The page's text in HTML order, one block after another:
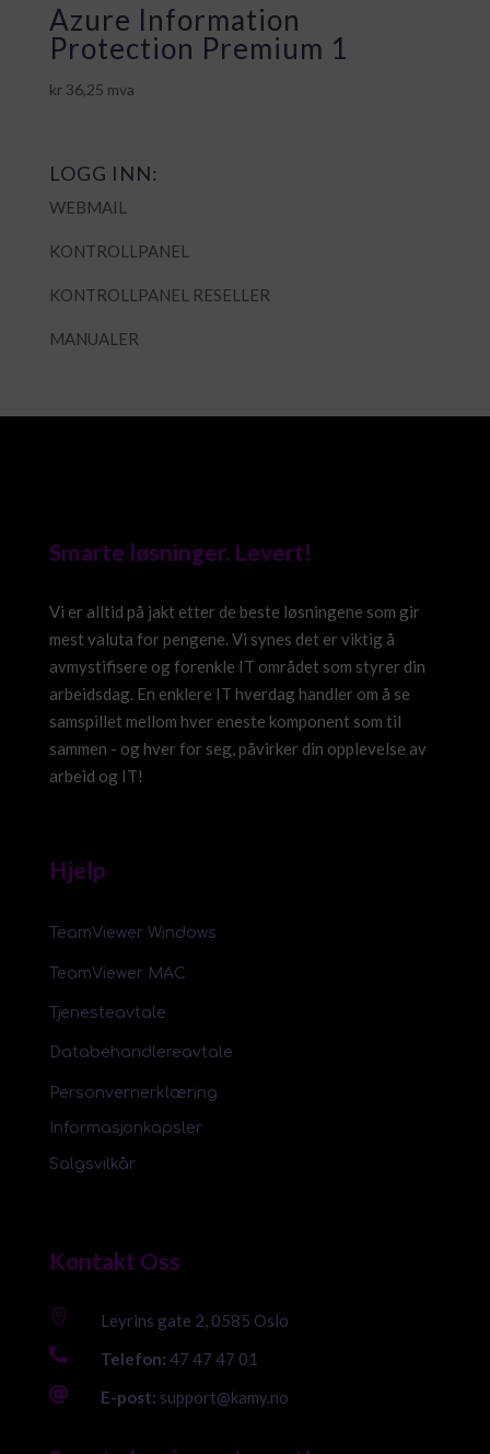
Azure Information
Protection Premium 1
kr36,25 mva
LOGG INN:
WEBMAIL
KONTROLLPANEL
KONTROLLPANEL RESELLER
MANUALER
Smarte løsninger. Levert!
Vi er alltid på jakt etter de beste løsningene som gir
mest valuta for pengene. Vi synes det er viktig å
avmystifisere og forenkle IT området som styrer din
arbeidsdag. En enklere IT hverdag handler om å se
samspillet mellom hver eneste komponent som til
sammen - og hver for seg, påvirker din opplevelse av
arbeid og IT!
Hjelp
TeamViewer Windows
TeamViewer MAC
Tjenesteavtale
Databehandlereavtale
Personvernerklæring
Informasjonkapsler
Salgsvilkår
Kontakt Oss
 Leyrins gate 2, 0585 Oslo
 Telefon: 47 47 47 01

E-post: support@kamy.no